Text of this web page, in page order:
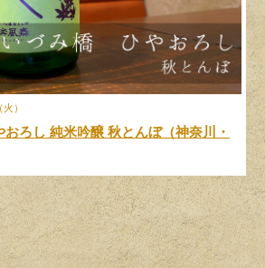
）
おろし 純米吟醸 秋とんぼ（神奈川・